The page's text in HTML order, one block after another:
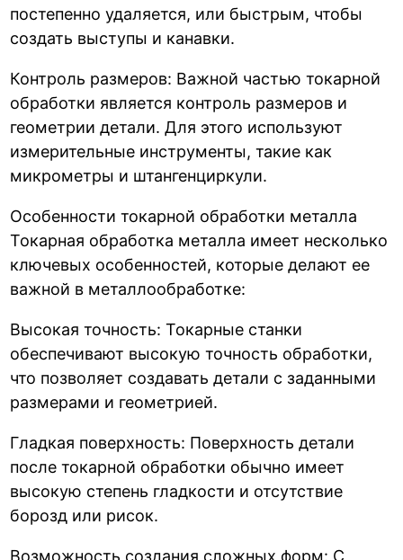
постепенно удаляется, или быстрым, чтобы
создать выступы и канавки.
Контроль размеров: Важной частью токарной
обработки является контроль размеров и
геометрии детали. Для этого используют
измерительные инструменты, такие как
микрометры и штангенциркули.
Особенности токарной обработки металла
Токарная обработка металла имеет несколько
ключевых особенностей, которые делают ее
важной в металлообработке:
Высокая точность: Токарные станки
обеспечивают высокую точность обработки,
что позволяет создавать детали с заданными
размерами и геометрией.
Гладкая поверхность: Поверхность детали
после токарной обработки обычно имеет
высокую степень гладкости и отсутствие
борозд или рисок.
Возможность создания сложных форм: С